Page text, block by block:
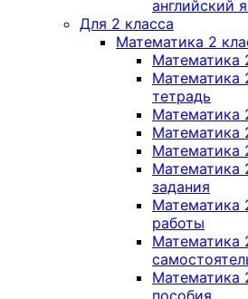
английский
Для 2 класса
Математика 2
Математика
Математика
тетрадь
Математика
Математика
Математика
Математика
задания
Математика
работы
Математика
Математика
пособия